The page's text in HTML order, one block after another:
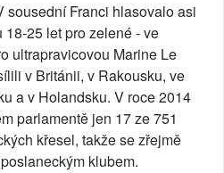
sousední Franci hlasovalo asi
25 let pro zelené - ve
ultrapravicovou Marine Le
v Británii, v Rakousku, ve
a v Holandsku. V roce 2014
parlamentě jen 17 ze 751
křesel, takže se zřejmě
klubem.